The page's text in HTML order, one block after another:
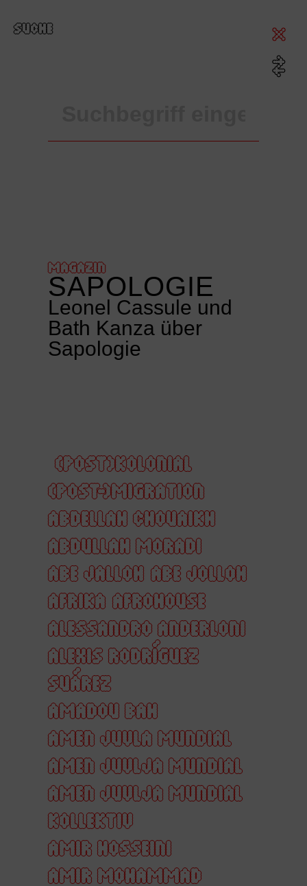
SUCHE
MAGAZIN
SAPOLOGIE
Leonel Cassule und
Bath Kanza über
Sapologie
(POST)KOLONIAL
(POST-)MIGRATION
ABDELLAH CHOUAIKH
ABDULLAH MORADI
ABE JALLOH ABE JOLLOH
AFRIKA AFROHOUSE
ALESSANDRO ANDERLONI
ALEXIS RODRÍGUEZ
SUÁREZ
AMADOU BAH
AMEN JUVLA MUNDIAL
AMEN JUVLJA MUNDIAL
AMEN JUVLJA MUNDIAL
KOLLEKTIV
AMIR HOSSEINI
AMIR MOHAMMAD